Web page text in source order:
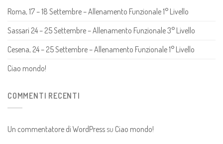
Roma, 17 – 18 Settembre – Allenamento Funzionale 1° Livello
Sassari 24 – 25 Settembre – Allenamento Funzionale 3° Livello
Cesena, 24 – 25 Settembre – Allenamento Funzionale 1° Livello
Ciao mondo!
COMMENTI RECENTI
Un commentatore di WordPress su Ciao mondo!